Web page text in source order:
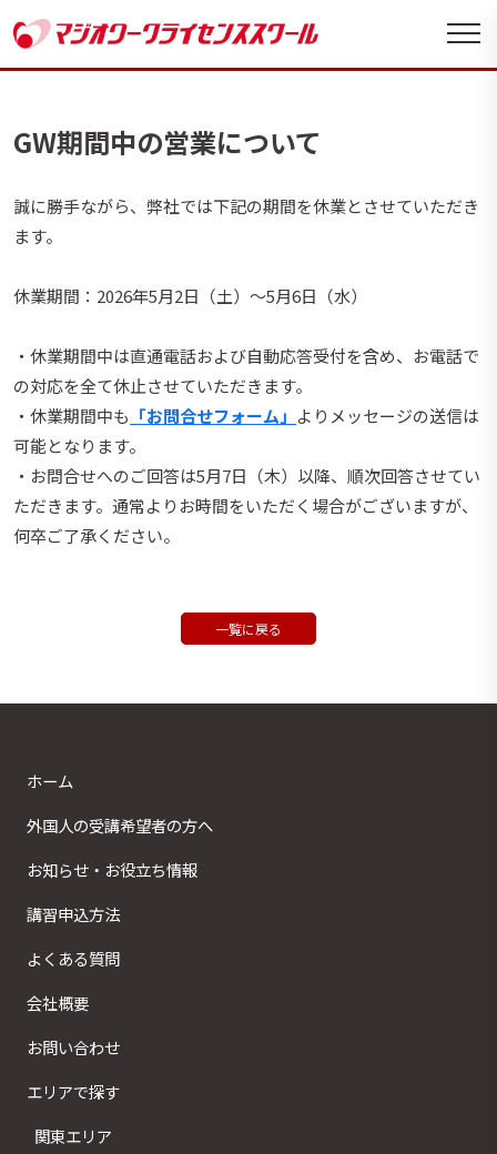
GW期間中の営業について
誠に勝手ながら、弊社では下記の期間を休業とさせていただき
ます。
休業期間：2026年5月2日（土）〜5月6日（水）
・休業期間中は直通電話および自動応答受付を含め、お電話で
の対応を全て休止させていただきます。
・休業期間中も 「お問合せフォーム」 よりメッセージの送信は
可能となります。
・お問合せへのご回答は5月7日（木）以降、順次回答させてい
ただきます。通常よりお時間をいただく場合がございますが、
何卒ご了承ください。
一覧に戻る
ホーム
外国人の受講希望者の方へ
お知らせ・お役立ち情報
講習申込方法
よくある質問
会社概要
お問い合わせ
エリアで探す
関東エリア